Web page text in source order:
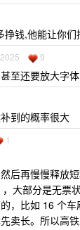
钱,他能让你们
9
至还要放大字体
到的概率很大
1
后再慢慢释放
大部分是无票
，比如 16 个
卖长。所以高